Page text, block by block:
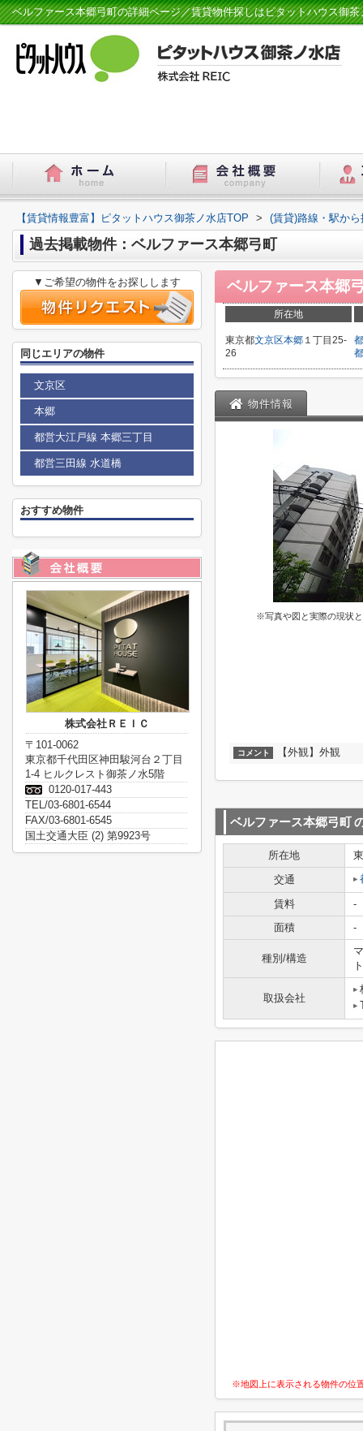
ベルファース本郷弓町の詳細ページ／賃貸物件探しはピタットハウス御
【賃貸情報豊富】ピタットハウス御茶ノ水店TOP > (賃貸)路線・駅から
過去掲載物件：ベルファース本郷弓町
ベルファース本郷
所在地
東京都文京区本郷 １丁目25-
26
物件情報
※写真や図と実際の現状
コメント 【外観】外観
ベルファース本郷弓町
所在地
交通
賃料
-
面積
-
種別/構造
ト
取扱会社
※地図上に表示される物件の位
▼ご希望の物件をお探しします
同じエリアの物件
文京区
本郷
都営大江戸線 本郷三丁目
都営三田線 水道橋
おすすめ物件
株式会社ＲＥＩＣ
〒101-0062
東京都千代田区神田駿河台２丁目
1-4 ヒルクレスト御茶ノ水5階
0120-017-443
TEL/03-6801-6544
FAX/03-6801-6545
国土交通大臣 (2) 第9923号